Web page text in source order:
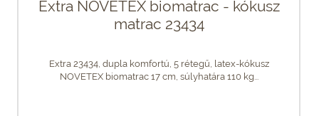
Extra NOVETEX biomatrac - kókusz
matrac 23434
Extra 23434, dupla komfortú, 5 rétegű, latex-kókusz
NOVETEX biomatrac 17 cm, súlyhatára 110 kg...